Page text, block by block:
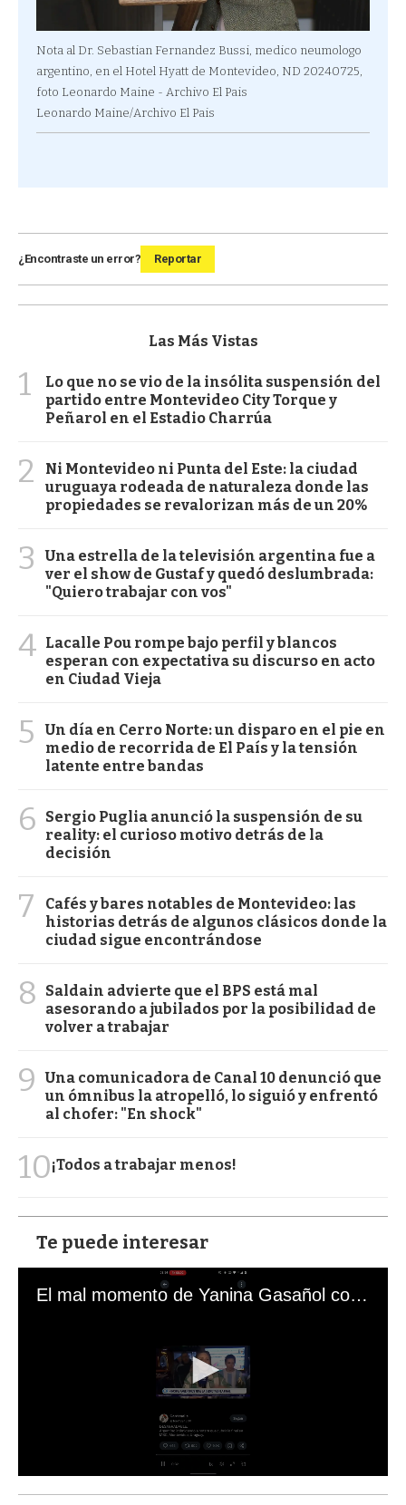
Nota al Dr. Sebastian Fernandez Bussi, medico neumologo
argentino, en el Hotel Hyatt de Montevideo, ND 20240725,
foto Leonardo Maine - Archivo El Pais
Leonardo Maine/Archivo El Pais
¿Encontraste un error? Reportar
Las Más Vistas
1
Lo que no se vio de la insólita suspensión del
partido entre Montevideo City Torque y
Peñarol en el Estadio Charrúa
2
Ni Montevideo ni Punta del Este: la ciudad
uruguaya rodeada de naturaleza donde las
propiedades se revalorizan más de un 20%
3
Una estrella de la televisión argentina fue a
ver el show de Gustaf y quedó deslumbrada:
"Quiero trabajar con vos"
4 Lacalle Pou rompe bajo perfil y blancos
esperan con expectativa su discurso en acto
en Ciudad Vieja
5
Un día en Cerro Norte: un disparo en el pie en
medio de recorrida de El País y la tensión
latente entre bandas
6
Sergio Puglia anunció la suspensión de su
reality: el curioso motivo detrás de la
decisión
7
Cafés y bares notables de Montevideo: las
historias detrás de algunos clásicos donde la
ciudad sigue encontrándose
8
Saldain advierte que el BPS está mal
asesorando a jubilados por la posibilidad de
volver a trabajar
9
Una comunicadora de Canal 10 denunció que
un ómnibus la atropelló, lo siguió y enfrentó
al chofer: "En shock"
10¡Todos a trabajar menos!
Te puede interesar
El mal momento de Yanina Gasañol con un hincha argentino en "Subrayado"
s